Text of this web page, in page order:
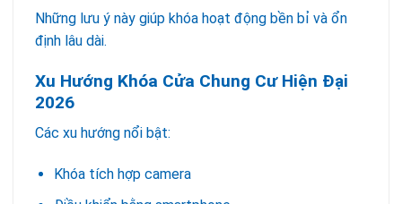
Những lưu ý này giúp khóa hoạt động bền bỉ và ổn
định lâu dài.
Xu Hướng Khóa Cửa Chung Cư Hiện Đại
2026
Các xu hướng nổi bật:
Khóa tích hợp camera